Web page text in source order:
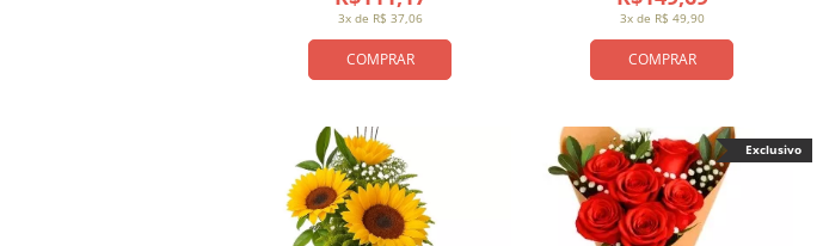
COMPRAR
3x de R$ 37,06
COMPRAR
3x de R$ 49,90
Exclusivo